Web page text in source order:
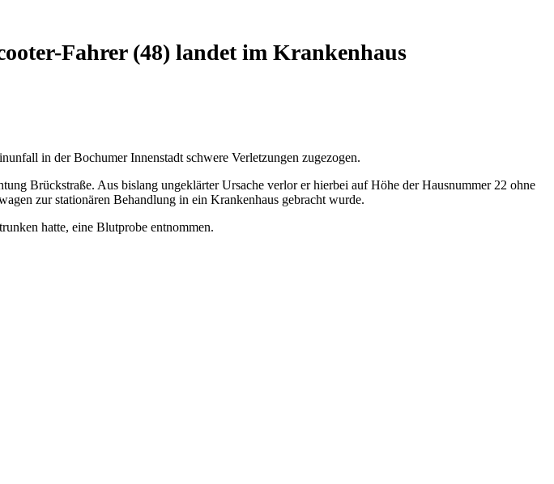
Fahrer (48) landet im Krankenhaus
in der Bochumer Innenstadt schwere Verletzungen zugezogen.
Brückstraße. Aus bislang ungeklärter Ursache verlor er hierbei auf Höhe der Hausnummer 22 ohne
zur stationären Behandlung in ein Krankenhaus gebracht wurde.
hatte, eine Blutprobe entnommen.